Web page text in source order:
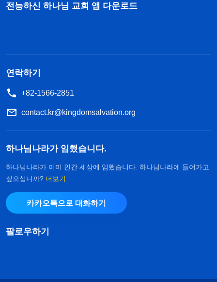
전능하신 하나님 교회 앱 다운로드
연락하기
+82-1566-2851
contact.kr@kingdomsalvation.org
하나님나라가 임했습니다.
하나님나라가 이미 인간 세상에 임했습니다. 하나님나라에 들어가고
싶으십니까? 더보기
카카오톡으로 대화하기
팔로우하기